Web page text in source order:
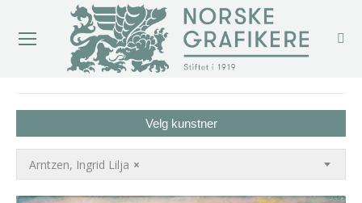
Velg kunstner
×
Arntzen, Ingrid Lilja